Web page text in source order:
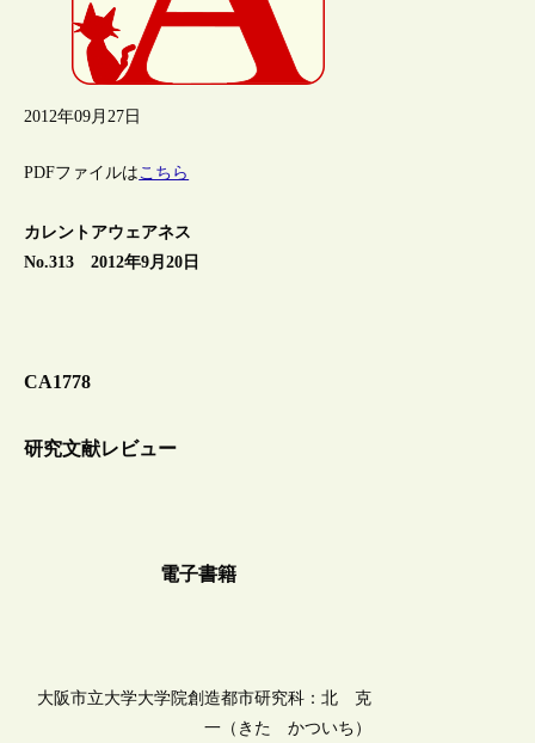
2012年09月27日
PDFファイルはこちら
カレントアウェアネス
No.313 2012年9月20日
CA1778
研究文献レビュー
電子書籍
大阪市立大学大学院創造都市研究科：北 克
一（きた かついち）